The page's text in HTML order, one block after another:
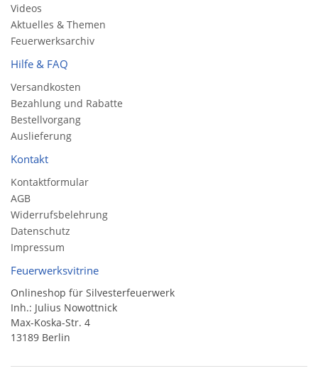
Videos
Aktuelles & Themen
Feuerwerksarchiv
Hilfe & FAQ
Versandkosten
Bezahlung und Rabatte
Bestellvorgang
Auslieferung
Kontakt
Kontaktformular
AGB
Widerrufsbelehrung
Datenschutz
Impressum
Feuerwerksvitrine
Onlineshop für Silvesterfeuerwerk
Inh.: Julius Nowottnick
Max-Koska-Str. 4
13189 Berlin